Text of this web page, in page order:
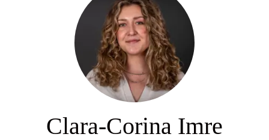
Clara-Corina Imre